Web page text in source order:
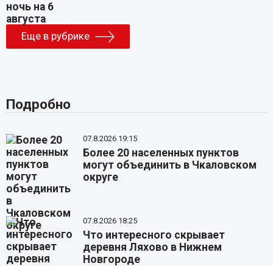
Еще в рубрике
Подробно
07.8.2026 19:15
Более 20 населенных пунктов
могут объединить в Чкаловском
округе
07.8.2026 18:25
Что интересного скрывает
деревня Ляхово в Нижнем
Новгороде